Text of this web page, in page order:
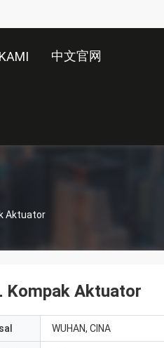
中文官网
Aktuator
Kompak Aktuator
WUHAN, CINA